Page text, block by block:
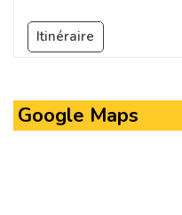
Itinéraire
Google Maps